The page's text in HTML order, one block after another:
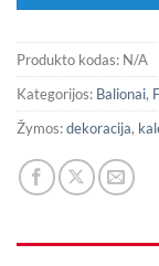
Produkto kodas: N/A
Kategorijos: Balionai,
Žymos:dekoracija,